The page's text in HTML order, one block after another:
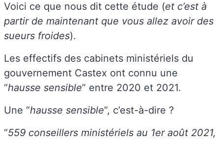
Voici ce que nous dit cette étude (et c’est à
partir de maintenant que vous allez avoir des
sueurs froides).
Les effectifs des cabinets ministériels du
gouvernement Castex ont connu une
“hausse sensible” entre 2020 et 2021.
Une “hausse sensible”, c’est-à-dire ?
“559 conseillers ministériels au 1er août 2021,